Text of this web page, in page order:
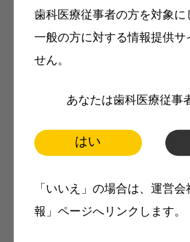
歯科医療従事者の方を対象に
一般の方に対する情報提供サ
せん。
あなたは歯科医療従事
はい
「いいえ」の場合は、運営
報」ページへリンクします。
メリット
製品価格も閲